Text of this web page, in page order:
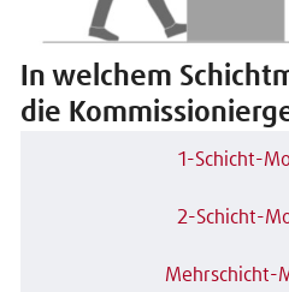
In welchem
die
1-Schicht-
2-Schicht-
Mehrschicht-